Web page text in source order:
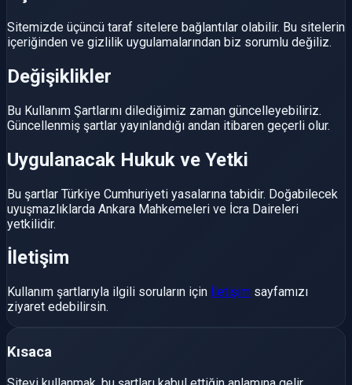
Sitemizde üçüncü taraf sitelere bağlantılar olabilir. Bu sitelerin
içeriğinden ve gizlilik uygulamalarından biz sorumlu değiliz.
Değişiklikler
Bu Kullanım Şartlarını dilediğimiz zaman güncelleyebiliriz.
Güncellenmiş şartlar yayınlandığı andan itibaren geçerli olur.
Uygulanacak Hukuk ve Yetki
Bu şartlar Türkiye Cumhuriyeti yasalarına tabidir. Doğabilecek
uyuşmazlıklarda Ankara Mahkemeleri ve İcra Daireleri
yetkilidir.
İletişim
Kullanım şartlarıyla ilgili soruların için İletişim sayfamızı
ziyaret edebilirsin.
Kısaca